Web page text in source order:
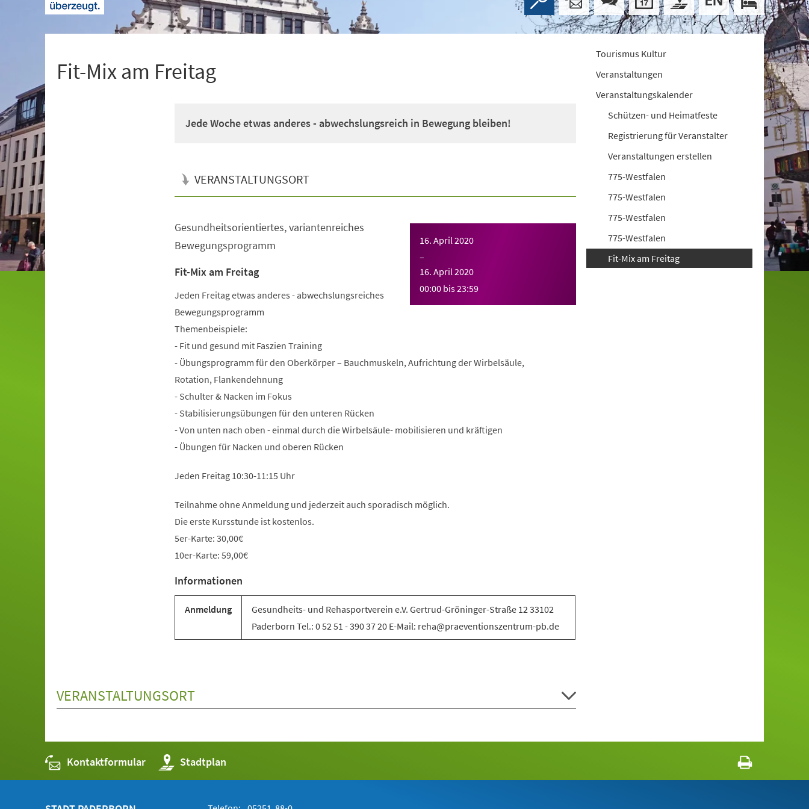
Fit-Mix am Freitag
Jede Woche etwas anderes - abwechslungsreich in Bewegung bleiben!
VERANSTALTUNGSORT
16. April 2020
–
16. April 2020
00:00 bis23:59
Gesundheitsorientiertes, variantenreiches
Bewegungsprogramm
Fit-Mix am Freitag
Jeden Freitag etwas anderes - abwechslungsreiches
Bewegungsprogramm
Themenbeispiele:
- Fit und gesund mit Faszien Training
- Übungsprogramm für den Oberkörper – Bauchmuskeln, Aufrichtung der Wirbelsäule,
Rotation, Flankendehnung
- Schulter & Nacken im Fokus
- Stabilisierungsübungen für den unteren Rücken
- Von unten nach oben - einmal durch die Wirbelsäule- mobilisieren und kräftigen
- Übungen für Nacken und oberen Rücken
Jeden Freitag 10:30-11:15 Uhr
Teilnahme ohne Anmeldung und jederzeit auch sporadisch möglich.
Die erste Kursstunde ist kostenlos.
5er-Karte: 30,00€
10er-Karte: 59,00€
Informationen
Anmeldung
Gesundheits- und Rehasportverein e.V. Gertrud-Gröninger-Straße 12 33102
Paderborn Tel.: 0 52 51 - 390 37 20 E-Mail: reha@praeventionszentrum-pb.de
VERANSTALTUNGSORT
Tourismus Kultur
Veranstaltungen
Veranstaltungskalender
Schützen- und Heimatfeste
Registrierung für Veranstalter
Veranstaltungen erstellen
775-Westfalen
775-Westfalen
775-Westfalen
775-Westfalen
Fit-Mix am Freitag
Kontaktformular Stadtplan
(Öffnet
in
einem